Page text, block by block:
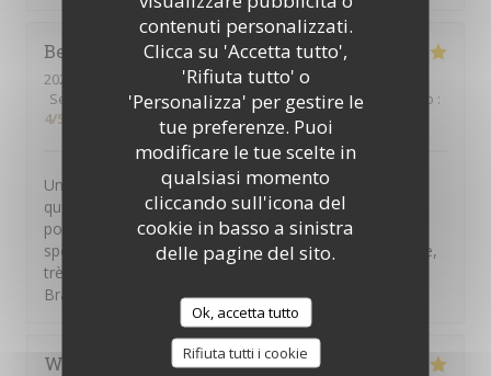
contenuti personalizzati.
Clicca su 'Accetta tutto',
'Rifiuta tutto' o
'Personalizza' per gestire le
tue preferenze. Puoi
modificare le tue scelte in
qualsiasi momento
cliccando sull'icona del
cookie in basso a sinistra
delle pagine del sito.
Ok, accetta tutto
Rifiuta tutti i cookie
Bea
2026-08-05
- 19:15 - Ospiti 2
Servizio
/5 Atmosfera:5/5 Cucina:5/5 Qualità / Prezzo :
4/5
Une bonne adresse sur la plage avec des produits de
qualité, servis rapidement mais sans pression pour
pouvoir profiter tranquillement du moment. Mention
spéciale au serveur de la terrasse, très sympa, efficace,
très serviable et une bonne humeur communicative.
Bravo!
Wesley